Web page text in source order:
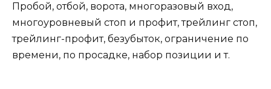
Пробой, отбой, ворота, многоразовый вход,
многоуровневый стоп и профит, трейлинг стоп,
трейлинг-профит, безубыток, ограничение по
времени, по просадке, набор позиции и т.